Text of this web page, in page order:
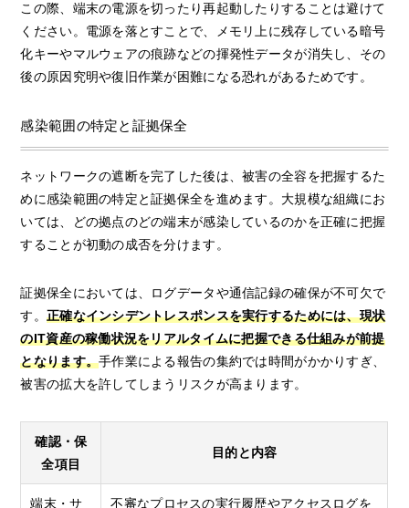
この際、端末の電源を切ったり再起動したりすることは避けて
ください。電源を落とすことで、メモリ上に残存している暗号
化キーやマルウェアの痕跡などの揮発性データが消失し、その
後の原因究明や復旧作業が困難になる恐れがあるためです。
感染範囲の特定と証拠保全
ネットワークの遮断を完了した後は、被害の全容を把握するた
めに感染範囲の特定と証拠保全を進めます。大規模な組織にお
いては、どの拠点のどの端末が感染しているのかを正確に把握
することが初動の成否を分けます。
証拠保全においては、ログデータや通信記録の確保が不可欠で
す。 正確なインシデントレスポンスを実行するためには、現状
のIT資産の稼働状況をリアルタイムに把握できる仕組みが前提
となります。手作業による報告の集約では時間がかかりすぎ、
被害の拡大を許してしまうリスクが高まります。
確認・保
全項目
目的と内容
端末・サ
不審なプロセスの実行履歴やアクセスログを